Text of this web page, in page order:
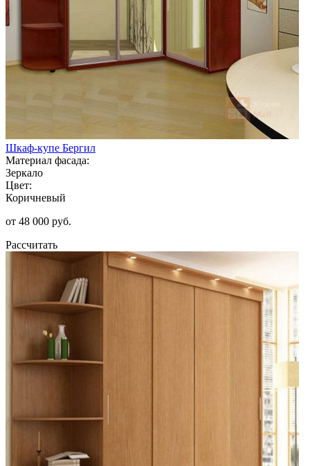
Шкаф-купе Бергил
Материал фасада:
Зеркало
Цвет:
Коричневый
от 48 000 руб.
Рассчитать